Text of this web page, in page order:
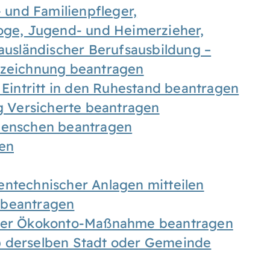
Familienpfleger,
Jugend- und Heimerzieher,
Berufsausbildung –
beantragen
in den Ruhestand beantragen
Versicherte beantragen
beantragen
Anlagen mitteilen
Ökokonto-Maßnahme beantragen
Stadt oder Gemeinde